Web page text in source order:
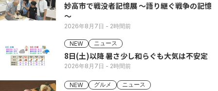
妙高市で戦没者記憶展 ～語り継ぐ戦争の記憶
～
2026年8月7日 - 2時間前
NEW ニュース
8日(土)以降 暑さ少し和らぐも大気は不安定
2026年8月7日 - 2時間前
NEW グルメ ニュース